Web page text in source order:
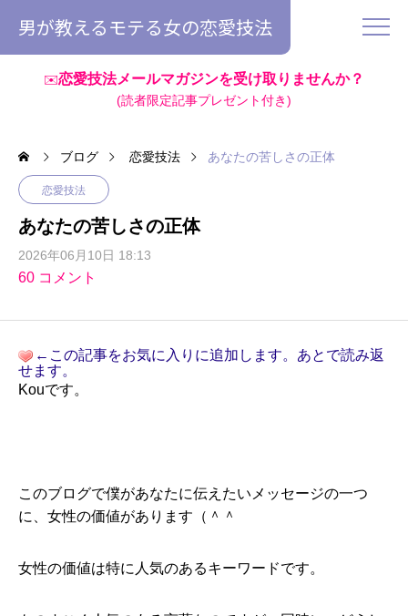
男が教えるモテる女の恋愛技法
✉️恋愛技法メールマガジンを受け取りませんか？
(読者限定記事プレゼント付き)
ブログ 恋愛技法 あなたの苦しさの正体
恋愛技法
あなたの苦しさの正体
2026年06月10日 18:13
60 コメント
←この記事をお気に入りに追加します。あとで読み返
せます。
Kouです。
このブログで僕があなたに伝えたいメッセージの一つ
に、女性の価値があります（＾＾
女性の価値は特に人気のあるキーワードです。